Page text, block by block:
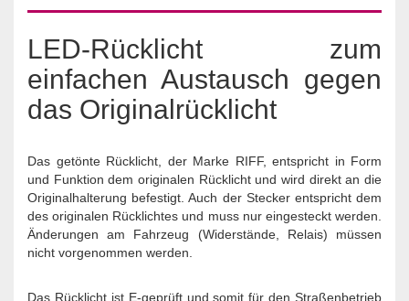
LED-Rücklicht zum
einfachen Austausch gegen
das Originalrücklicht
Das getönte Rücklicht, der Marke RIFF, entspricht in Form
und Funktion dem originalen Rücklicht und wird direkt an die
Originalhalterung befestigt. Auch der Stecker entspricht dem
des originalen Rücklichtes und muss nur eingesteckt werden.
Änderungen am Fahrzeug (Widerstände, Relais) müssen
nicht vorgenommen werden.
Das Rücklicht ist E-geprüft und somit für den Straßenbetrieb